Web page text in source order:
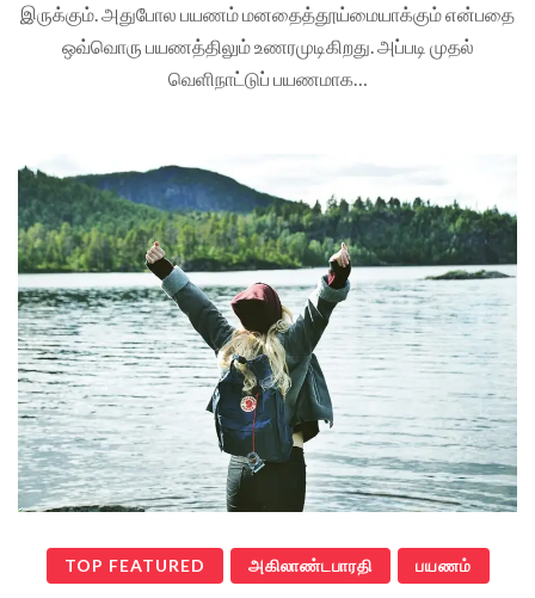
இருக்கும். அதுபோல பயணம் மனதைத்தூய்மையாக்கும் என்பதை
ஒவ்வொரு பயணத்திலும் உணரமுடிகிறது. அப்படி முதல்
வெளிநாட்டுப் பயணமாக…
TOP FEATURED அகிலாண்டபாரதி பயணம்